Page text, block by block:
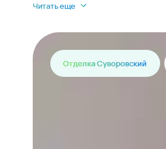
Читать еще
Отделка Суворовский